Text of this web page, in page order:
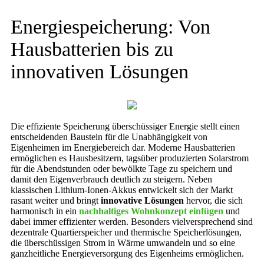
Energiespeicherung: Von
Hausbatterien bis zu
innovativen Lösungen
Die effiziente Speicherung überschüssiger Energie stellt einen
entscheidenden Baustein für die Unabhängigkeit von
Eigenheimen im Energiebereich dar. Moderne Hausbatterien
ermöglichen es Hausbesitzern, tagsüber produzierten Solarstrom
für die Abendstunden oder bewölkte Tage zu speichern und
damit den Eigenverbrauch deutlich zu steigern. Neben
klassischen Lithium-Ionen-Akkus entwickelt sich der Markt
rasant weiter und bringt innovative Lösungen hervor, die sich
harmonisch in ein nachhaltiges Wohnkonzept einfügen und
dabei immer effizienter werden. Besonders vielversprechend sind
dezentrale Quartierspeicher und thermische Speicherlösungen,
die überschüssigen Strom in Wärme umwandeln und so eine
ganzheitliche Energieversorgung des Eigenheims ermöglichen.